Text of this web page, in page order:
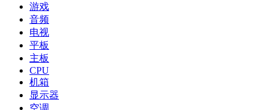
游戏
音频
电视
平板
主板
CPU
机箱
显示器
空调